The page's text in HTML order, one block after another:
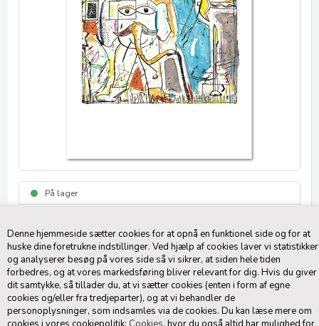
Denne hjemmeside sætter cookies for at opnå en funktionel side og for at
huske dine foretrukne indstillinger. Ved hjælp af cookies laver vi statistikker
og analyserer besøg på vores side så vi sikrer, at siden hele tiden
forbedres, og at vores markedsføring bliver relevant for dig. Hvis du giver
dit samtykke, så tillader du, at vi sætter cookies (enten i form af egne
cookies og/eller fra tredjeparter), og at vi behandler de
personoplysninger, som indsamles via de cookies. Du kan læse mere om
På lager
Føj til Favoritliste
200,00DKK (inkl. moms)
Vælg plakatstørrelse